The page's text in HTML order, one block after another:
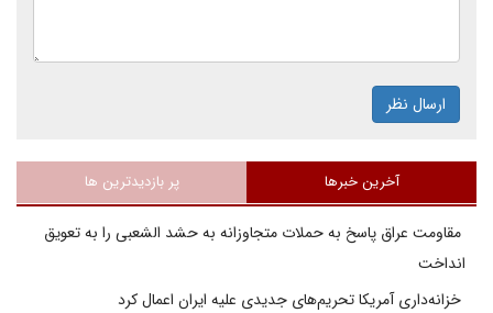
ارسال نظر
آخرین خبرها پر بازدیدترین ها
مقاومت عراق پاسخ به حملات متجاوزانه به حشد الشعبی را به تعویق
انداخت
خزانه‌داری آمریکا تحریم‌های جدیدی علیه ایران اعمال کرد